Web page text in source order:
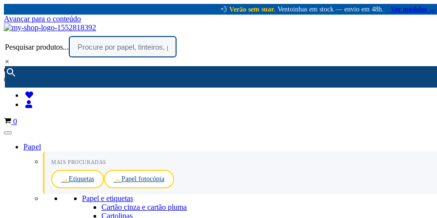
💨 Verão sem suar. Ventoinhas em stock — envio em 48h. Ver modelos →
Avançar para o conteúdo
Pesquisar produtos...
×
encomendar por telefone :
(chamada rede fixa nacional)
Carrinho
0
Papel
MAIS PROCURADAS
Etiquetas Papel fotocópia
Papel e etiquetas
Cartão cinza e cartão pluma
Cartolinas